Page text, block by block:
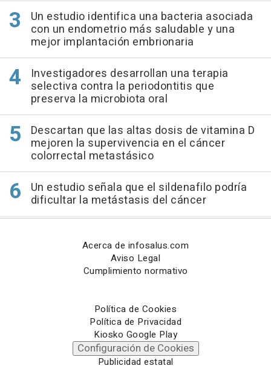
Un estudio identifica una bacteria asociada
con un endometrio más saludable y una
mejor implantación embrionaria
Investigadores desarrollan una terapia
selectiva contra la periodontitis que
preserva la microbiota oral
Descartan que las altas dosis de vitamina D
mejoren la supervivencia en el cáncer
colorrectal metastásico
Un estudio señala que el sildenafilo podría
dificultar la metástasis del cáncer
Acerca de infosalus.com
Aviso Legal
Cumplimiento normativo
Política de Cookies
Política de Privacidad
Kiosko Google Play
Configuración de Cookies
Publicidad estatal